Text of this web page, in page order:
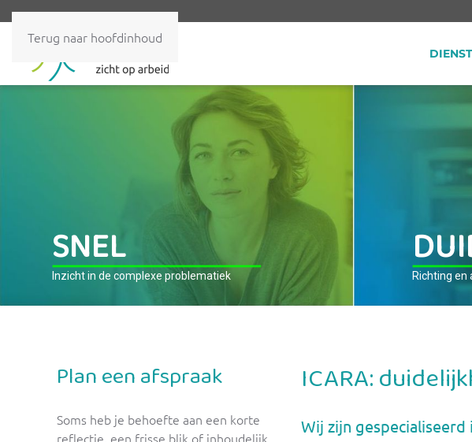
Terug naar hoofdinhoud
Richting en
Inzicht in de complexe problematiek
DUI
SNEL
Plan een afspraak
Soms heb je behoefte aan een korte
reflectie, een frisse blik of inhoudelijk
ICARA:
Wij zijn